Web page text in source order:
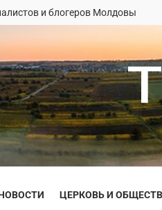
и блогеров Молдовы
ЦЕРКОВЬ И